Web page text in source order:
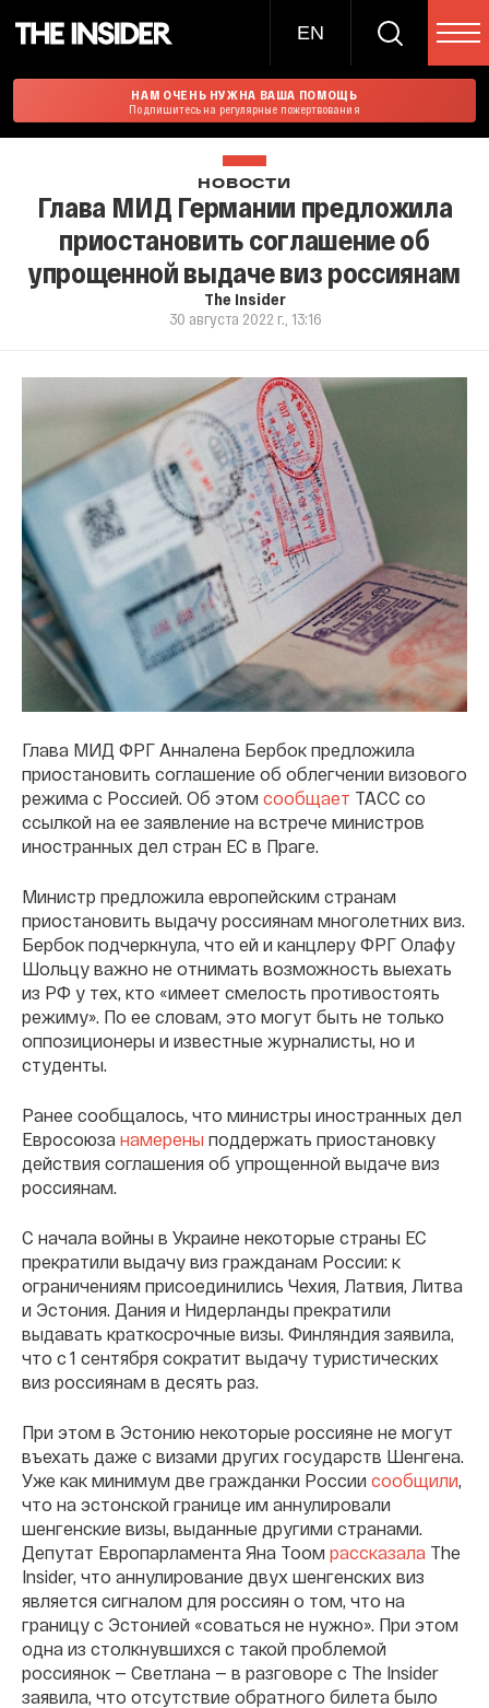
EN
НАМ ОЧЕНЬ НУЖНА ВАША ПОМОЩЬ
Подпишитесь на регулярные пожертвования
НОВОСТИ
Глава МИД Германии предложила
приостановить соглашение об
упрощенной выдаче виз россиянам
The Insider
30 августа 2022 г., 13:16
Глава МИД ФРГ Анналена Бербок предложила
приостановить соглашение об облегчении визового
режима с Россией. Об этом сообщает ТАСС со
ссылкой на ее заявление на встрече министров
иностранных дел стран ЕС в Праге.
Министр предложила европейским странам
приостановить выдачу россиянам многолетних виз.
Бербок подчеркнула, что ей и канцлеру ФРГ Олафу
Шольцу важно не отнимать возможность выехать
из РФ у тех, кто «имеет смелость противостоять
режиму». По ее словам, это могут быть не только
оппозиционеры и известные журналисты, но и
студенты.
Ранее сообщалось, что министры иностранных дел
Евросоюза намерены поддержать приостановку
действия соглашения об упрощенной выдаче виз
россиянам.
С начала войны в Украине некоторые страны ЕС
прекратили выдачу виз гражданам России: к
ограничениям присоединились Чехия, Латвия, Литва
и Эстония. Дания и Нидерланды прекратили
выдавать краткосрочные визы. Финляндия заявила,
что с 1 сентября сократит выдачу туристических
виз россиянам в десять раз.
При этом в Эстонию некоторые россияне не могут
въехать даже с визами других государств Шенгена.
Уже как минимум две гражданки России сообщили,
что на эстонской границе им аннулировали
шенгенские визы, выданные другими странами.
Депутат Европарламента Яна Тоом рассказала The
Insider, что аннулирование двух шенгенских виз
является сигналом для россиян о том, что на
границу с Эстонией «соваться не нужно». При этом
одна из столкнувшихся с такой проблемой
россиянок — Светлана — в разговоре с The Insider
заявила, что отсутствие обратного билета было